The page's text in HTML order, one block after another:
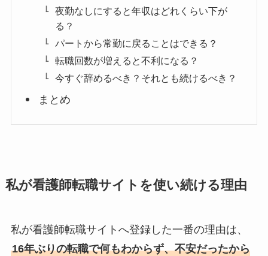
夜勤なしにすると年収はどれくらい下が
る？
パートから常勤に戻ることはできる？
転職回数が増えると不利になる？
今すぐ辞めるべき？それとも続けるべき？
まとめ
私が看護師転職サイトを使い続ける理由
私が看護師転職サイトへ登録した一番の理由は、
16年ぶりの転職で何もわからず、不安だったから